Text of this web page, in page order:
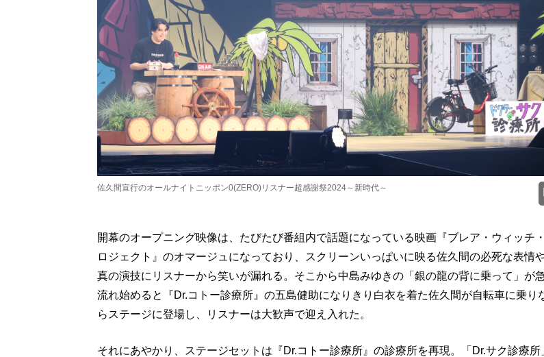
佐久間宣行のオールナイトニッポン0(ZERO)リスナー超感謝祭2024～新時代～
開幕のオープニング映像は、たびたび番組内で話題になっている映画『ブレア・ウィッチ
ロジェクト』のオマージュになっており、スクリーンいっぱいに映る佐久間の必死な表情
真の演技にリスナーから笑いが漏れる。そこから中島みゆきの「銀の龍の背に乗って」が
流れ始めると『Dr.コトー診療所』の五島健助になりきり白衣を着た佐久間が自転車に乗り
らステージに登場し、リスナーは大歓声で迎え入れた。
それにあやかり、ステージセットは『Dr.コトー診療所』の診療所を再現。「Dr.サク診療所